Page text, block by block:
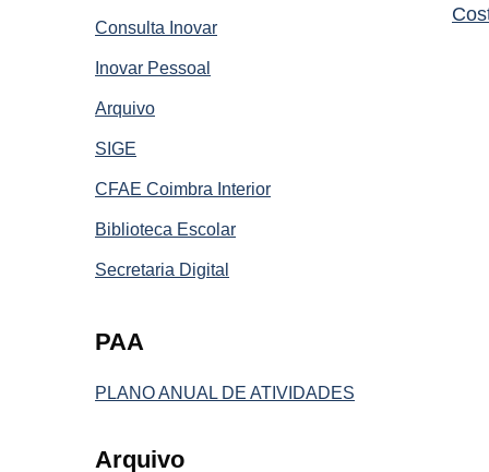
Consulta Inovar
Inovar Pessoal
Arquivo
SIGE
CFAE Coimbra Interior
Biblioteca Escolar
Secretaria Digital
PAA
PLANO ANUAL DE ATIVIDADES
Arquivo